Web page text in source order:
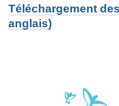
Téléchargement
anglais)